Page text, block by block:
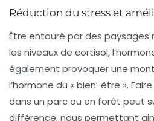
Réduction du stress et
Être entouré par des paysages
les niveaux de cortisol,
également provoquer une
l’hormone du « bien-être ».
dans un parc ou en forêt peut
différence, nous permettant